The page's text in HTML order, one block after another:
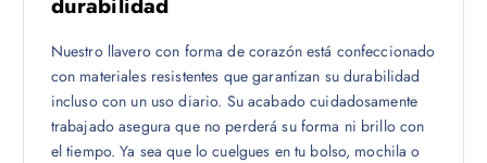
Nuestro llavero con forma de corazón está confeccionado
con materiales resistentes que garantizan su durabilidad
incluso con un uso diario. Su acabado cuidadosamente
trabajado asegura que no perderá su forma ni brillo con
el tiempo. Ya sea que lo cuelgues en tu bolso, mochila o